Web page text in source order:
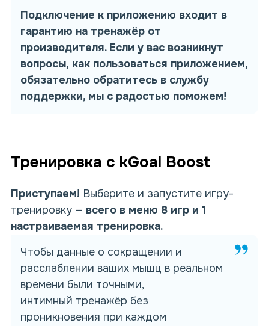
Подключение к приложению входит в
гарантию на тренажёр от
производителя. Если у вас возникнут
вопросы, как пользоваться приложением,
обязательно обратитесь в службу
поддержки, мы с радостью поможем!
Тренировка с kGoal Boost
Приступаем! Выберите и запустите игру-
тренировку — всего в меню 8 игр и 1
настраиваемая тренировка.
Чтобы данные о сокращении и
расслаблении ваших мышц в реальном
времени были точными,
интимный тренажёр без
проникновения при каждом